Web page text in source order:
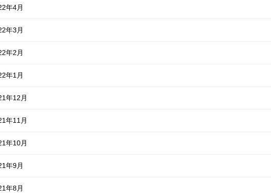
年4月
年3月
年2月
年1月
年12月
年11月
年10月
年9月
年8月